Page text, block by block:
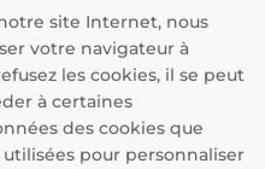
site Internet, nous
votre navigateur à
les cookies, il se peut
à certaines
des cookies que
pour personnaliser